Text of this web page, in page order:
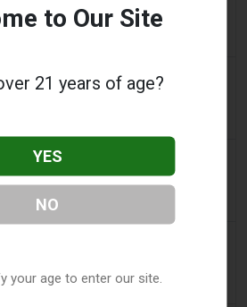
集了2200万欧元后，政府正考虑
3 days ago
子烟销售的权力 – Tobacco
to Our Site
21 years of age?
YES
NO
your age to enter our site.